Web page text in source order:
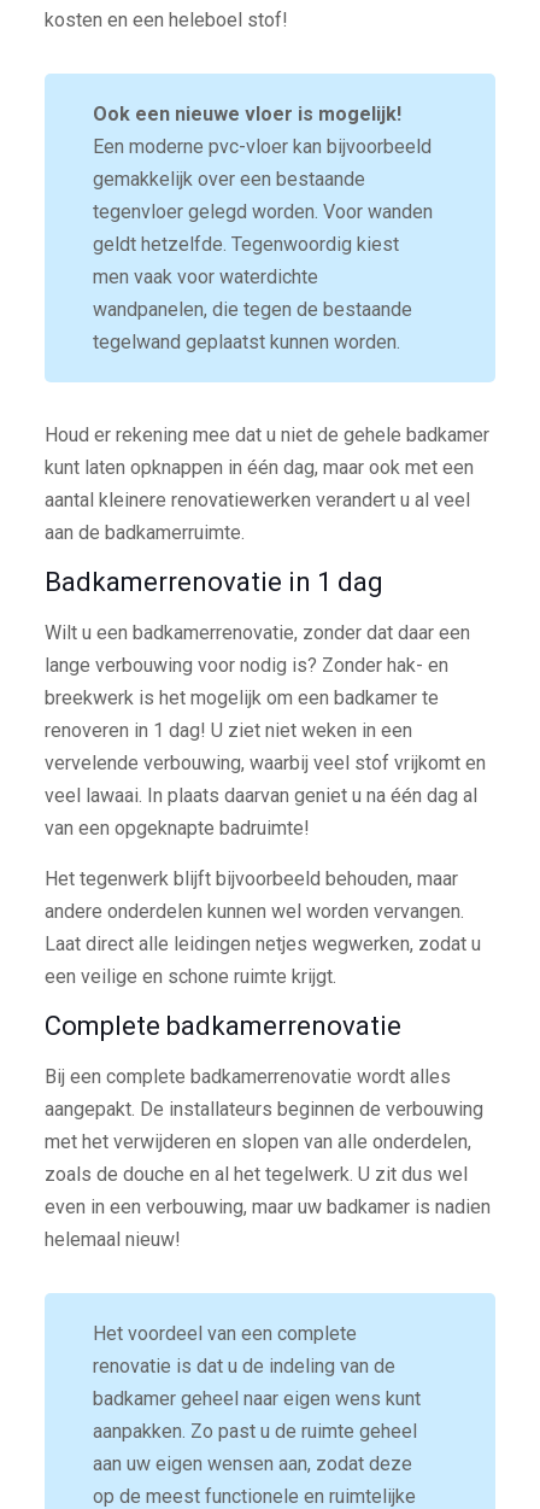
kosten en een heleboel stof!
Ook een nieuwe vloer is mogelijk!
Een moderne pvc-vloer kan bijvoorbeeld
gemakkelijk over een bestaande
tegenvloer gelegd worden. Voor wanden
geldt hetzelfde. Tegenwoordig kiest
men vaak voor waterdichte
wandpanelen, die tegen de bestaande
tegelwand geplaatst kunnen worden.
Houd er rekening mee dat u niet de gehele badkamer
kunt laten opknappen in één dag, maar ook met een
aantal kleinere renovatiewerken verandert u al veel
aan de badkamerruimte.
Badkamerrenovatie in 1 dag
Wilt u een badkamerrenovatie, zonder dat daar een
lange verbouwing voor nodig is? Zonder hak- en
breekwerk is het mogelijk om een badkamer te
renoveren in 1 dag! U ziet niet weken in een
vervelende verbouwing, waarbij veel stof vrijkomt en
veel lawaai. In plaats daarvan geniet u na één dag al
van een opgeknapte badruimte!
Het tegenwerk blijft bijvoorbeeld behouden, maar
andere onderdelen kunnen wel worden vervangen.
Laat direct alle leidingen netjes wegwerken, zodat u
een veilige en schone ruimte krijgt.
Complete badkamerrenovatie
Bij een complete badkamerrenovatie wordt alles
aangepakt. De installateurs beginnen de verbouwing
met het verwijderen en slopen van alle onderdelen,
zoals de douche en al het tegelwerk. U zit dus wel
even in een verbouwing, maar uw badkamer is nadien
helemaal nieuw!
Het voordeel van een complete
renovatie is dat u de indeling van de
badkamer geheel naar eigen wens kunt
aanpakken. Zo past u de ruimte geheel
aan uw eigen wensen aan, zodat deze
op de meest functionele en ruimtelijke